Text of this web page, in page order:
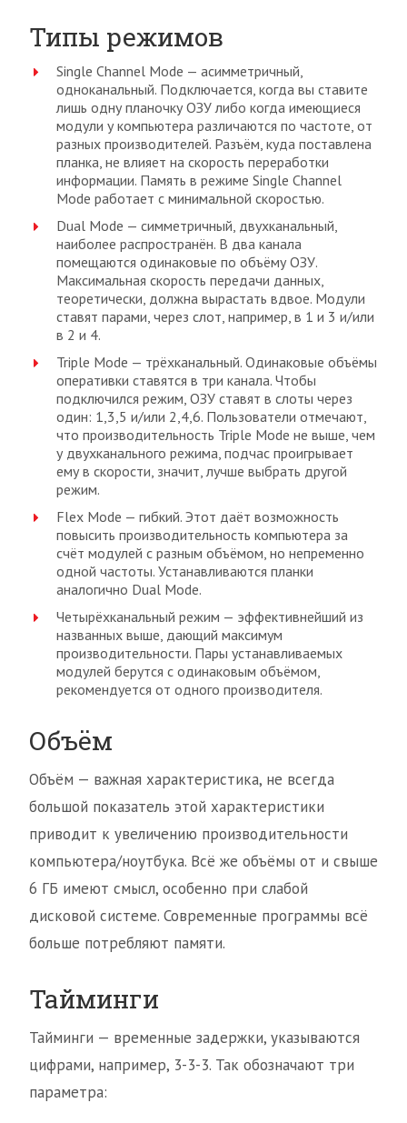
Типы режимов
Single Channel Mode — асимметричный,
одноканальный. Подключается, когда вы ставите
лишь одну планочку ОЗУ либо когда имеющиеся
модули у компьютера различаются по частоте, от
разных производителей. Разъём, куда поставлена
планка, не влияет на скорость переработки
информации. Память в режиме Single Channel
Mode работает с минимальной скоростью.
Dual Mode — симметричный, двухканальный,
наиболее распространён. В два канала
помещаются одинаковые по объёму ОЗУ.
Максимальная скорость передачи данных,
теоретически, должна вырастать вдвое. Модули
ставят парами, через слот, например, в 1 и 3 и/или
в 2 и 4.
Triple Mode — трёхканальный. Одинаковые объёмы
оперативки ставятся в три канала. Чтобы
подключился режим, ОЗУ ставят в слоты через
один: 1,3,5 и/или 2,4,6. Пользователи отмечают,
что производительность Triple Mode не выше, чем
у двухканального режима, подчас проигрывает
ему в скорости, значит, лучше выбрать другой
режим.
Flex Mode — гибкий. Этот даёт возможность
повысить производительность компьютера за
счёт модулей с разным объёмом, но непременно
одной частоты. Устанавливаются планки
аналогично Dual Mode.
Четырёхканальный режим — эффективнейший из
названных выше, дающий максимум
производительности. Пары устанавливаемых
модулей берутся с одинаковым объёмом,
рекомендуется от одного производителя.
Объём
Объём — важная характеристика, не всегда
большой показатель этой характеристики
приводит к увеличению производительности
компьютера/ноутбука. Всё же объёмы от и свыше
6 ГБ имеют смысл, особенно при слабой
дисковой системе. Современные программы всё
больше потребляют памяти.
Тайминги
Тайминги — временные задержки, указываются
цифрами, например, 3-3-3. Так обозначают три
параметра: